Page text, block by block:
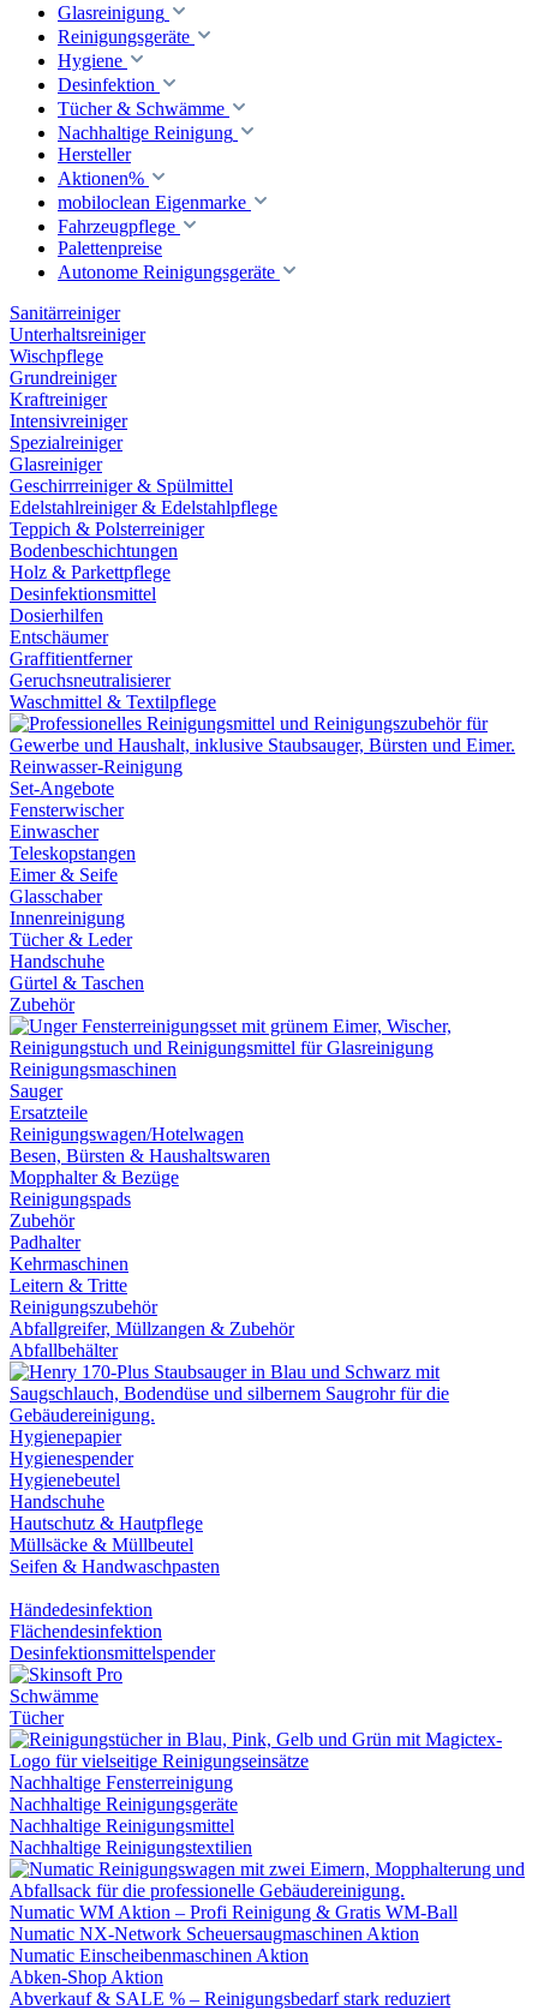
Glasreinigung
Reinigungsgeräte
Hygiene
Desinfektion
Tücher & Schwämme
Nachhaltige Reinigung
Hersteller
Aktionen%
mobiloclean Eigenmarke
Fahrzeugpflege
Palettenpreise
Autonome Reinigungsgeräte
Sanitärreiniger
Unterhaltsreiniger
Wischpflege
Grundreiniger
Kraftreiniger
Intensivreiniger
Spezialreiniger
Glasreiniger
Geschirrreiniger & Spülmittel
Edelstahlreiniger & Edelstahlpflege
Teppich & Polsterreiniger
Bodenbeschichtungen
Holz & Parkettpflege
Desinfektionsmittel
Dosierhilfen
Entschäumer
Graffitientferner
Geruchsneutralisierer
Waschmittel & Textilpflege
Reinwasser-Reinigung
Set-Angebote
Fensterwischer
Einwascher
Teleskopstangen
Eimer & Seife
Glasschaber
Innenreinigung
Tücher & Leder
Handschuhe
Gürtel & Taschen
Zubehör
Reinigungsmaschinen
Sauger
Ersatzteile
Reinigungswagen/Hotelwagen
Besen, Bürsten & Haushaltswaren
Mopphalter & Bezüge
Reinigungspads
Zubehör
Padhalter
Kehrmaschinen
Leitern & Tritte
Reinigungszubehör
Abfallgreifer, Müllzangen & Zubehör
Abfallbehälter
Hygienepapier
Hygienespender
Hygienebeutel
Handschuhe
Hautschutz & Hautpflege
Müllsäcke & Müllbeutel
Seifen & Handwaschpasten
Händedesinfektion
Flächendesinfektion
Desinfektionsmittelspender
Schwämme
Tücher
Nachhaltige Fensterreinigung
Nachhaltige Reinigungsgeräte
Nachhaltige Reinigungsmittel
Nachhaltige Reinigungstextilien
Numatic WM Aktion – Profi Reinigung & Gratis WM-Ball
Numatic NX-Network Scheuersaugmaschinen Aktion
Numatic Einscheibenmaschinen Aktion
Abken-Shop Aktion
Abverkauf & SALE % – Reinigungsbedarf stark reduziert